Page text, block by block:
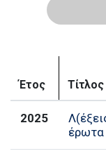
Έτος Τίτλος
2025
έρωτα